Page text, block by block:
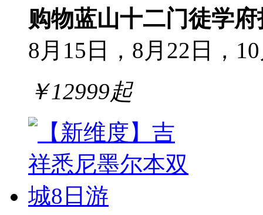
购物蓝山十二门徒学
8月15日，8月22日，
￥12999起